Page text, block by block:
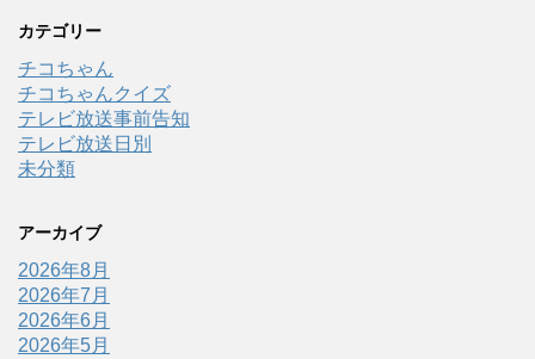
カテゴリー
チコちゃん
チコちゃんクイズ
テレビ放送事前告知
テレビ放送日別
未分類
アーカイブ
2026年8月
2026年7月
2026年6月
2026年5月